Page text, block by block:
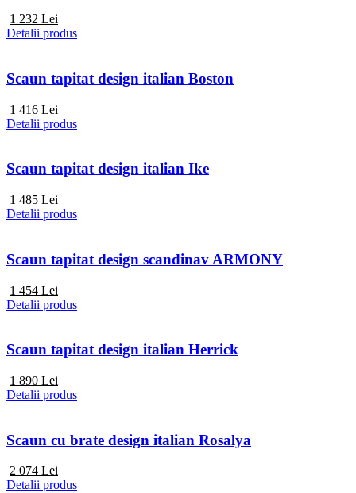
1 232 Lei
Detalii produs
Scaun tapitat design italian Boston
1 416 Lei
Detalii produs
Scaun tapitat design italian Ike
1 485 Lei
Detalii produs
Scaun tapitat design scandinav ARMONY
1 454 Lei
Detalii produs
Scaun tapitat design italian Herrick
1 890 Lei
Detalii produs
Scaun cu brate design italian Rosalya
2 074 Lei
Detalii produs